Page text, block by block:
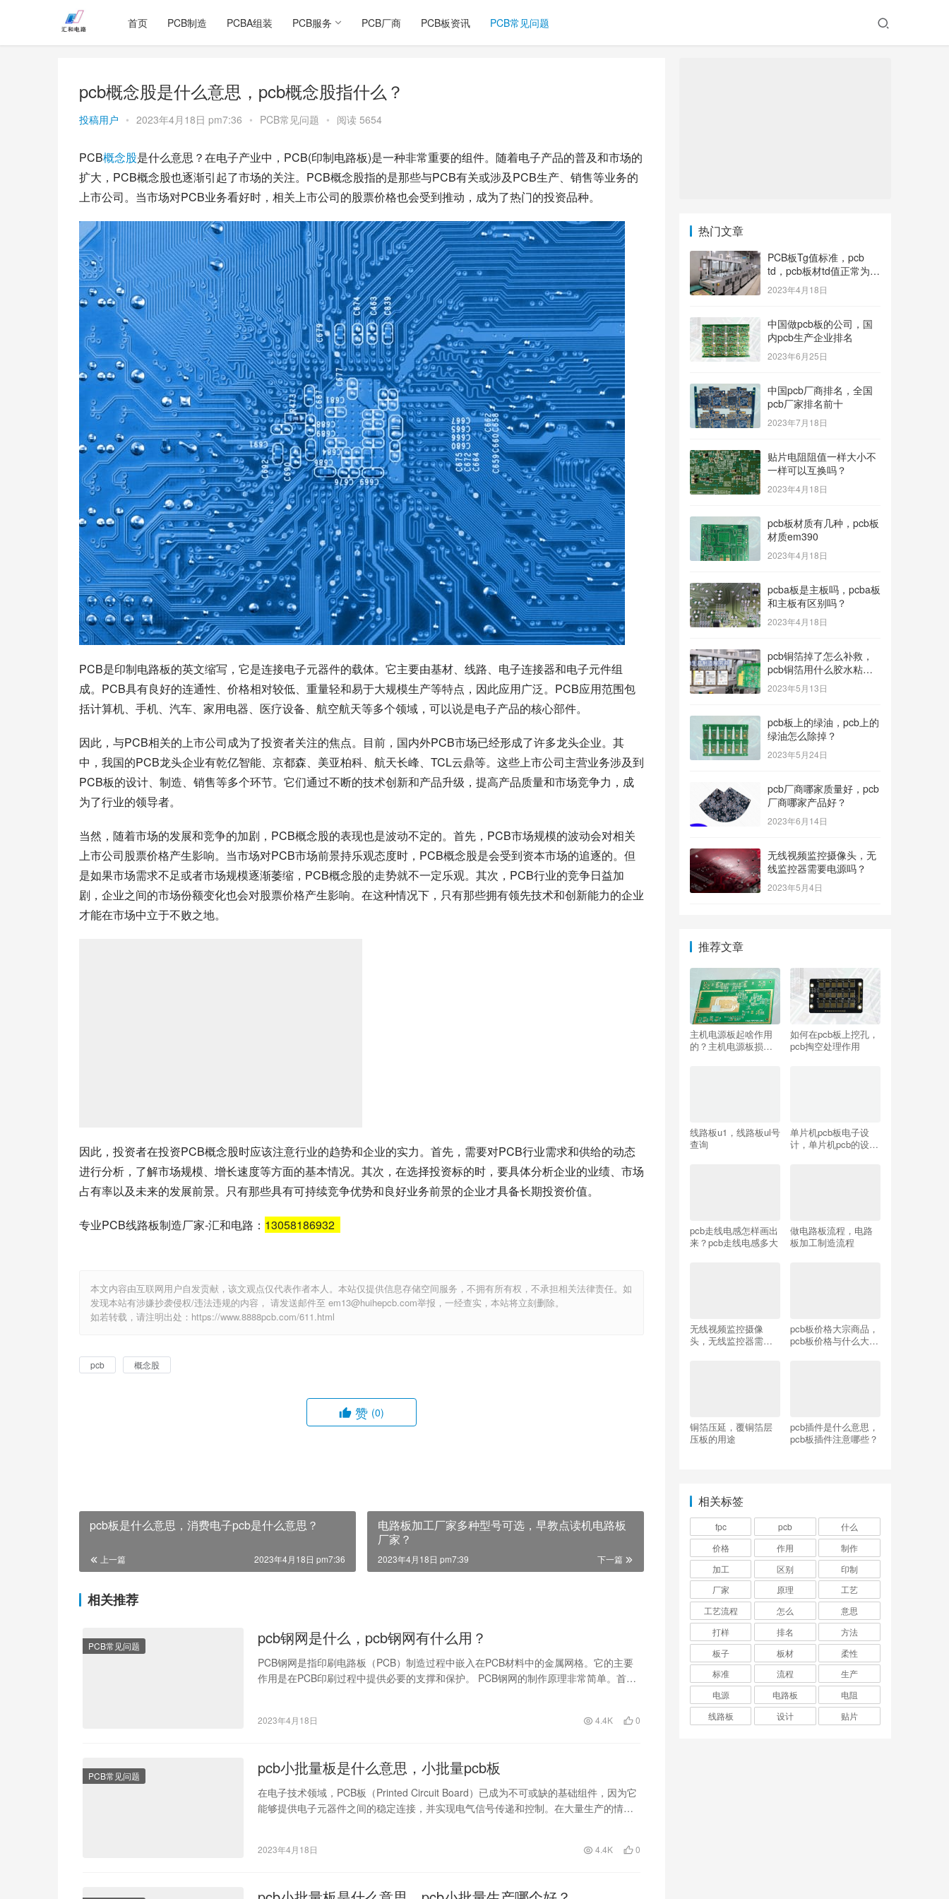
首页 PCB制造 PCBA组装 PCB服务 PCB厂商 PCB板资讯 PCB常见问题
pcb概念股是什么意思，pcb概念股指什么？
投稿用户 • 2023年4月18日 pm7:36 • PCB常见问题 • 阅读 5654
PCB概念股是什么意思？在电子产业中，PCB(印制电路板)是一种非常重要的组件。随着电子产品的普及和市场的
扩大，PCB概念股也逐渐引起了市场的关注。PCB概念股指的是那些与PCB有关或涉及PCB生产、销售等业务的
上市公司。当市场对PCB业务看好时，相关上市公司的股票价格也会受到推动，成为了热门的投资品种。
PCB是印制电路板的英文缩写，它是连接电子元器件的载体。它主要由基材、线路、电子连接器和电子元件组
成。PCB具有良好的连通性、价格相对较低、重量轻和易于大规模生产等特点，因此应用广泛。PCB应用范围包
括计算机、手机、汽车、家用电器、医疗设备、航空航天等多个领域，可以说是电子产品的核心部件。
因此，与PCB相关的上市公司成为了投资者关注的焦点。目前，国内外PCB市场已经形成了许多龙头企业。其
中，我国的PCB龙头企业有乾亿智能、京都森、美亚柏科、航天长峰、TCL云鼎等。这些上市公司主营业务涉及到
PCB板的设计、制造、销售等多个环节。它们通过不断的技术创新和产品升级，提高产品质量和市场竞争力，成
为了行业的领导者。
当然，随着市场的发展和竞争的加剧，PCB概念股的表现也是波动不定的。首先，PCB市场规模的波动会对相关
上市公司股票价格产生影响。当市场对PCB市场前景持乐观态度时，PCB概念股是会受到资本市场的追逐的。但
是如果市场需求不足或者市场规模逐渐萎缩，PCB概念股的走势就不一定乐观。其次，PCB行业的竞争日益加
剧，企业之间的市场份额变化也会对股票价格产生影响。在这种情况下，只有那些拥有领先技术和创新能力的企业
才能在市场中立于不败之地。
因此，投资者在投资PCB概念股时应该注意行业的趋势和企业的实力。首先，需要对PCB行业需求和供给的动态
进行分析，了解市场规模、增长速度等方面的基本情况。其次，在选择投资标的时，要具体分析企业的业绩、市场
占有率以及未来的发展前景。只有那些具有可持续竞争优势和良好业务前景的企业才具备长期投资价值。
专业PCB线路板制造厂家-汇和电路： 13058186932
本文内容由互联网用户自发贡献，该文观点仅代表作者本人。本站仅提供信息存储空间服务，不拥有所有权，不承担相关法律责任。如
发现本站有涉嫌抄袭侵权/违法违规的内容， 请发送邮件至 em13@huihepcb.com举报，一经查实，本站将立刻删除。
如若转载，请注明出处：https://www.8888pcb.com/611.html
pcb 概念股
赞 (0)
pcb板是什么意思，消费电子pcb是什么意思？
上一篇 2023年4月18日 pm7:36
电路板加工厂家多种型号可选，早教点读机电路板
厂家？
下一篇
2023年4月18日 pm7:39
相关推荐
PCB常见问题 pcb钢网是什么，pcb钢网有什么用？
PCB钢网是指印刷电路板（PCB）制造过程中嵌入在PCB材料中的金属网格。它的主要
作用是在PCB印刷过程中提供必要的支撑和保护。 PCB钢网的制作原理非常简单。首
2023年4月18日 4.4K 0
PCB常见问题 pcb小批量板是什么意思，小批量pcb板
在电子技术领域，PCB板（Printed Circuit Board）已成为不可或缺的基础组件，因为它
能够提供电子元器件之间的稳定连接，并实现电气信号传递和控制。在大量生产的情况
2023年4月18日 4.4K 0
热门文章
PCB板Tg值标准，pcb
td，pcb板材td值正常为多
少？
2023年4月18日
中国做pcb板的公司，国
内pcb生产企业排名
2023年6月25日
中国pcb厂商排名，全国
pcb厂家排名前十
2023年7月18日
贴片电阻阻值一样大小不
一样可以互换吗？
2023年4月18日
pcb板材质有几种，pcb板
材质em390
2023年4月18日
pcba板是主板吗，pcba板
和主板有区别吗？
2023年4月18日
pcb铜箔掉了怎么补救，
pcb铜箔用什么胶水粘上
的？
2023年5月13日
pcb板上的绿油，pcb上的
绿油怎么除掉？
2023年5月24日
pcb厂商哪家质量好，pcb
厂商哪家产品好？
2023年6月14日
无线视频监控摄像头，无
线监控器需要电源吗？
2023年5月4日
推荐文章
主机电源板起啥作用
的？主机电源板损坏
如何在pcb板上挖孔，
pcb掏空处理作用
线路板u1，线路板ul号
查询
单片机pcb板电子设
计，单片机pcb的设计
pcb走线电感怎样画出
来？pcb走线电感多大
做电路板流程，电路
板加工制造流程
无线视频监控摄像
头，无线监控器需要
pcb板价格大宗商品，
pcb板价格与什么大宗
铜箔压延，覆铜箔层
压板的用途
pcb插件是什么意思，
pcb板插件注意哪些？
相关标签
fpc pcb
什么
价格
作用
制作
加工
区别
印制
厂家
原理
工艺
工艺流程
怎么
意思
打样
排名
方法
板子
板材
柔性
标准
流程
生产
电源
电路板
电阻
线路板
设计 贴片